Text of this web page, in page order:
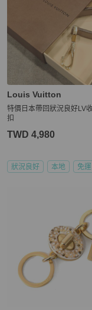
Louis Vuitton
特價日本帶回狀況良好LV
扣
TWD 4,980
狀況良好 本地 免運